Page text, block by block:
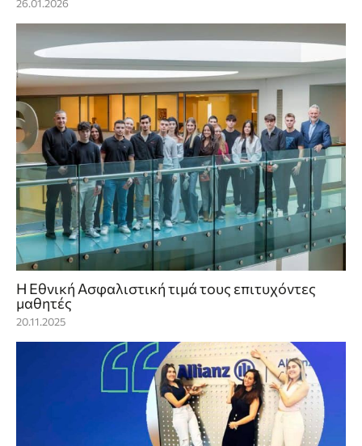
26.01.2026
Η Εθνική Ασφαλιστική τιμά τους επιτυχόντες
μαθητές
20.11.2025